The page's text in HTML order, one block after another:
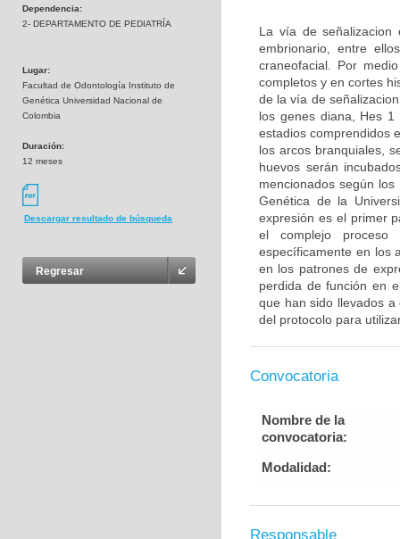
Dependencia:
2- DEPARTAMENTO DE PEDIATRÍA
Lugar:
Facultad de Odontología Instituto de
Genética Universidad Nacional de
Colombia
Duración:
12 meses
Descargar resultado de búsqueda
Regresar
La vía de señalizacion
embrionario, entre
craneofacial. Por
completos y en cortes
de la vía de
los genes diana, Hes
estadios comprendidos
los arcos branquiales,
huevos serán
mencionados según
Genética de la
expresión es el primer
el complejo proceso
específicamente en los
en los patrones de
perdida de función en
que han sido llevados
del protocolo para
Convocatoria
Nombre de la
convocatoria:
Modalidad:
Responsable